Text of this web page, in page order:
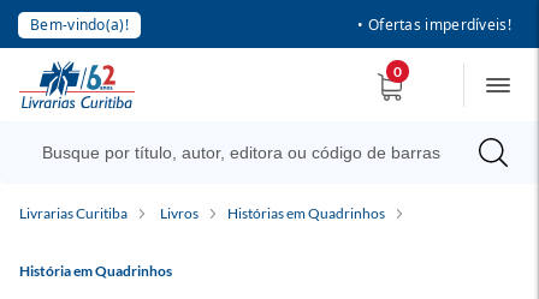
Bem-vindo(a)! • Ofertas imperdíveis!
0
Livrarias Curitiba Livros Histórias em Quadrinhos
História em Quadrinhos